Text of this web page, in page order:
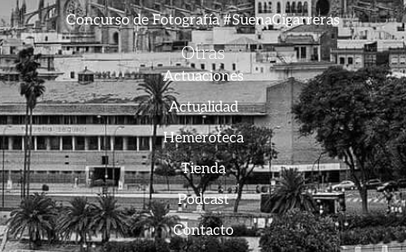
Concurso de Fotografía #SuenaCigarreras
Otras
Actuaciones
Actualidad
Hemeroteca
Tienda
Podcast
Contacto